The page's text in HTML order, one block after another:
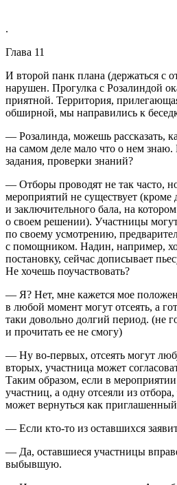
.
Глава 11
И второй панк плана (держаться с
нарушен. Прогулка с Розалиндой
приятной. Территория,
обширной, мы направились к
— Розалинда, можешь рассказать,
на самом деле мало что о нем знаю.
задания, проверки знаний?
— Отборы проводят не так часто,
мероприятий не существует (кроме
и заключительного бала, на
о своем решении). Участницы
по своему усмотрению,
с помощником. Надин, например,
постановку, сейчас дописывает
Не хочешь поучаствовать?
— Я? Нет, мне кажется мое
в любой момент могут отсеять, а
таки довольно долгий период. (не
и прочитать ее не смогу)
— Ну во-первых, отсеять могут
вторых, участница может
Таким образом, если в мероприятии
участниц, а одну отсеяли из
может вернуться как приглашенный
— Если кто-то из оставшихся
— Да, оставшиеся участницы
выбывшую.